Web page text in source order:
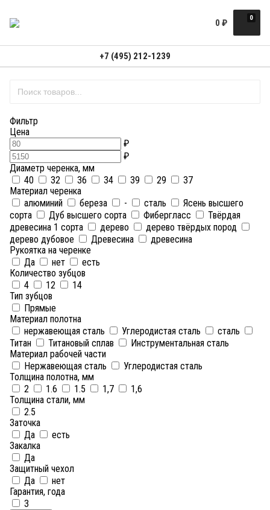
0
0 ₽
+7 (495) 212-1239
Фильтр
Цена
₽
₽
Диаметр черенка, мм
40
32 36 34 39 29
37
Материал черенка
алюминий
береза - сталь
Ясень высшего
сорта
Дуб высшего сорта Фибергласс
Твёрдая
древесина 1 сорта
дерево
дерево твёрдых пород
дерево дубовое
Дре­ве­си­на
древесина
Рукоятка на черенке
Да
нет
есть
Количество зубцов
4
12
14
Тип зубцов
Прямые
Материал полотна
нержавеющая сталь
Углеродистая сталь
сталь
Титан
Титановый сплав
Инструментальная сталь
Материал рабочей части
Нержавеющая сталь
Углеродистая сталь
Толщина полотна, мм
2
1.6 1.5 1,7
1,6
Толщина стали, мм
2.5
Заточка
Да
есть
Закалка
Да
Защитный чехол
Да
нет
Гарантия, года
3